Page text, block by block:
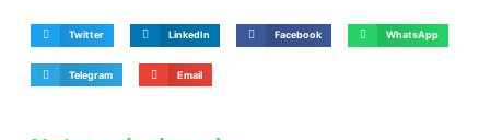
Twitter LinkedIn Facebook WhatsApp
Telegram Email